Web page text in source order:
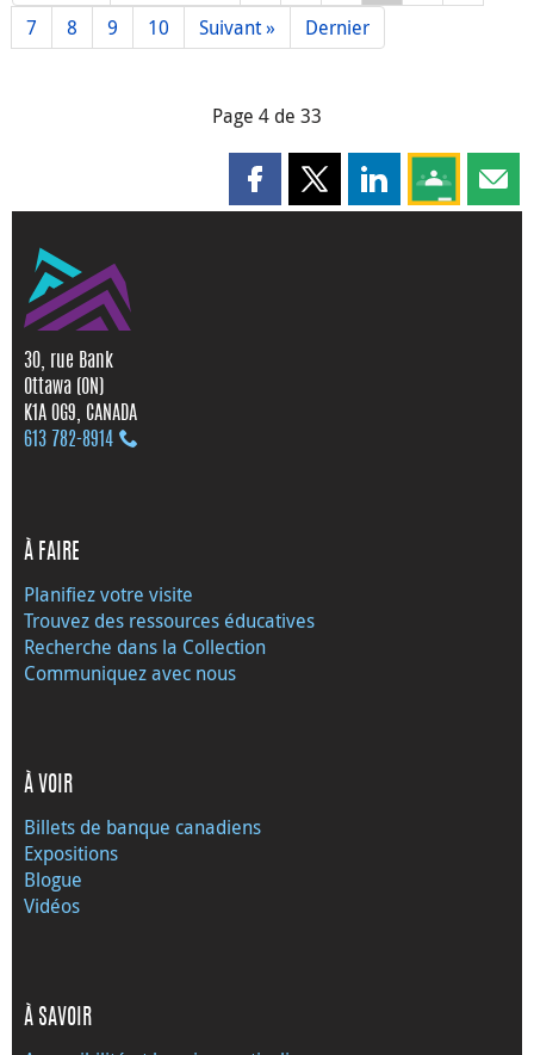
7
8 9 10 Suivant » Dernier
Page 4 de 33
Partager cette page sur
Partager cette page sur X
Partager cette
Partagez
30, rue Bank
Ottawa (ON)
K1A 0G9, CANADA
613 782‑8914
À FAIRE
Planifiez votre visite
Trouvez des ressources éducatives
Recherche dans la Collection
Communiquez avec nous
À VOIR
Billets de banque canadiens
Expositions
Blogue
Vidéos
À SAVOIR